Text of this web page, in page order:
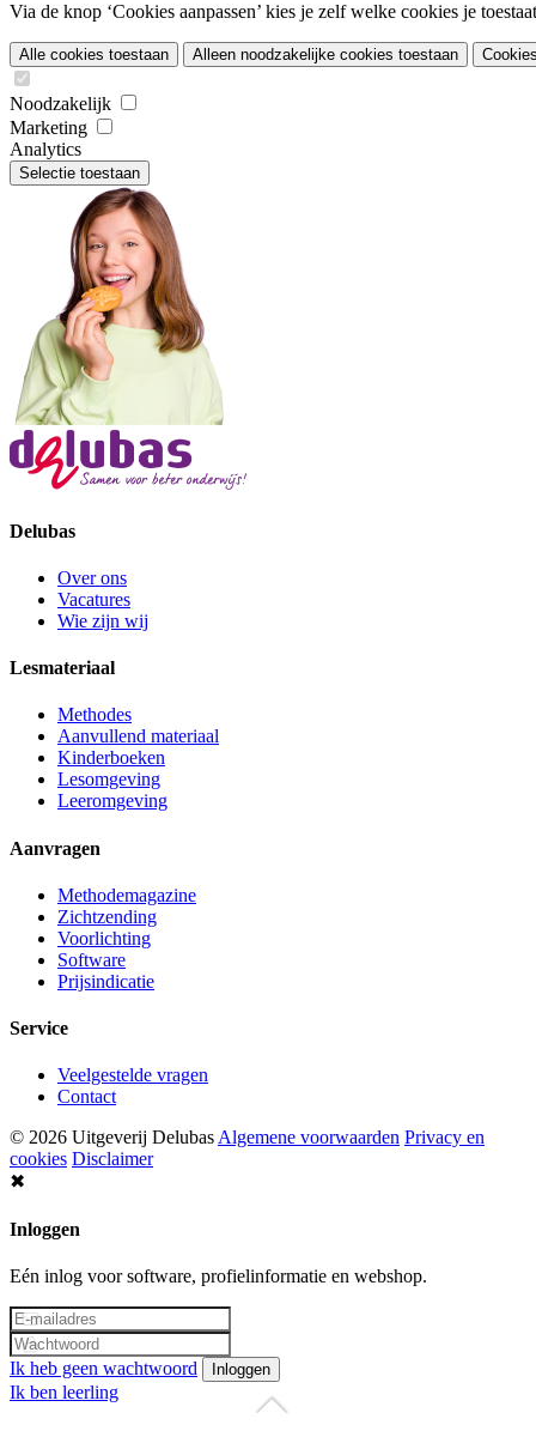
Via de knop ‘Cookies aanpassen’ kies je zelf welke cookies je
Alle cookies toestaan Alleen noodzakelijke cookies toestaan
Noodzakelijk
Marketing
Analytics
Selectie toestaan
Delubas
Over ons
Vacatures
Wie zijn wij
Lesmateriaal
Methodes
Aanvullend materiaal
Kinderboeken
Lesomgeving
Leeromgeving
Aanvragen
Methodemagazine
Zichtzending
Voorlichting
Software
Prijsindicatie
Service
Veelgestelde vragen
Contact
© 2026 Uitgeverij DelubasAlgemene voorwaarden Privacy en
cookies Disclaimer
✖
Inloggen
Eén inlog voor software, profielinformatie en webshop.
Ik heb geen wachtwoord Inloggen
Ik ben leerling